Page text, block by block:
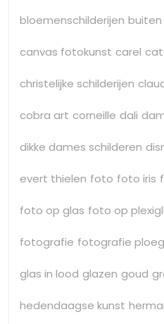
bloemenschilderijen buiten
canvas fotokunst carel
christelijke schilderijen
cobra art corneille dali
dikke dames schilderen
evert thielen foto foto iris
foto op glas foto op
fotografie fotografie ploeg
glas in lood glazen goud
hedendaagse kunst